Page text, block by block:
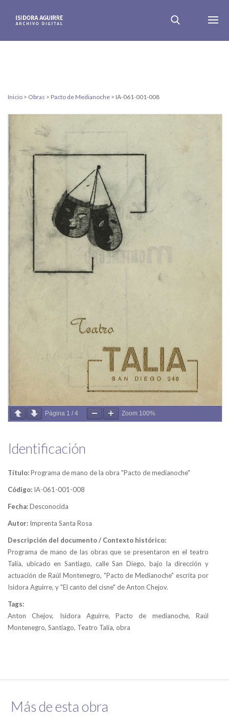
Inicio > Obras > Pacto de Medianoche > IA-061-001-008
Página 1 / 4 Zoom 100%
Identificación
Título:Programa de mano de la obra "Pacto de medianoche"
Código: IA-061-001-008
Fecha:Desconocida
Autor: Imprenta Santa Rosa
Descripción del documento / Contexto histórico:
Programa de mano de las obras que se presentaron en el teatro
Talía, ubicado en Santiago, calle San Diego, bajo la dirección y
actuación de Raúl Montenegro, "Pacto de Medianoche" escrita por
Isidora Aguirre, y "El canto del cisne" de Anton Chejov.
Tags:
Anton Chejov, Isidora Aguirre, Pacto de medianoche, Raúl
Montenegro, Santiago, Teatro Talía, obra
Más de esta obra